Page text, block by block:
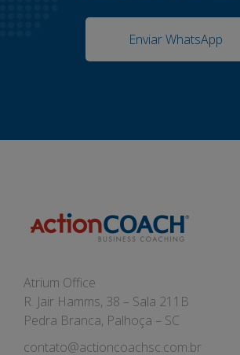
Enviar WhatsApp
Atrium Office
R. Jair Hamms, 38 – Sala 211B
Pedra Branca, Palhoça – SC
contato@actioncoachsc.com.br